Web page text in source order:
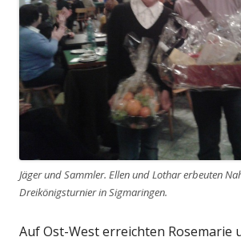
Jäger und Sammler. Ellen und Lothar erbeuten
Dreikönigsturnier in Sigmaringen.
Auf Ost-West erreichten Rosemarie